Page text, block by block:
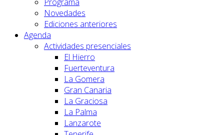
Novedades
Ediciones anteriores
Agenda
Actividades presenciales
El Hierro
Fuerteventura
La Gomera
Gran Canaria
La Graciosa
La Palma
Lanzarote